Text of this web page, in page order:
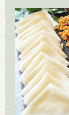
de fruta
de